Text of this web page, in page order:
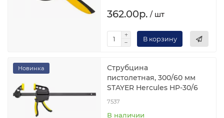
362.00р. / шт
В корзину
Новинка
Струбцина
пистолетная, 300/60 мм
STAYER Hercules HP-30/6
7537
В наличии